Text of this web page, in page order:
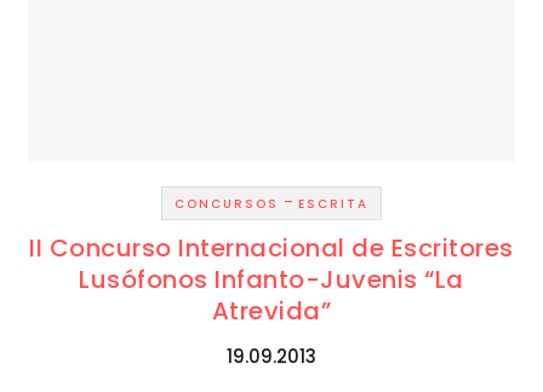
CONCURSOS - ESCRITA
II Concurso Internacional de Escritores
Lusófonos Infanto-Juvenis “La
Atrevida”
19.09.2013